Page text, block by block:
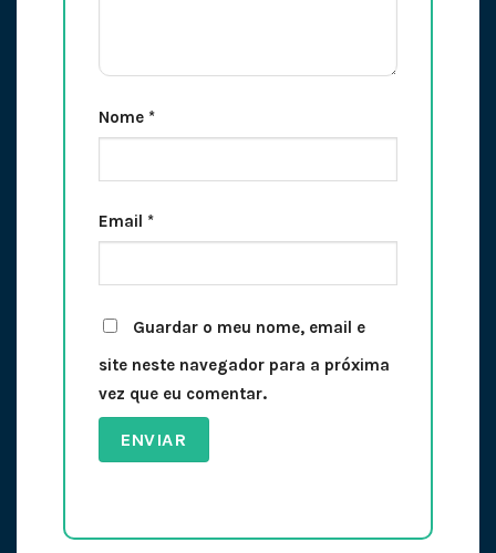
Nome *
Email *
Guardar o meu nome, email e
site neste navegador para a próxima
vez que eu comentar.